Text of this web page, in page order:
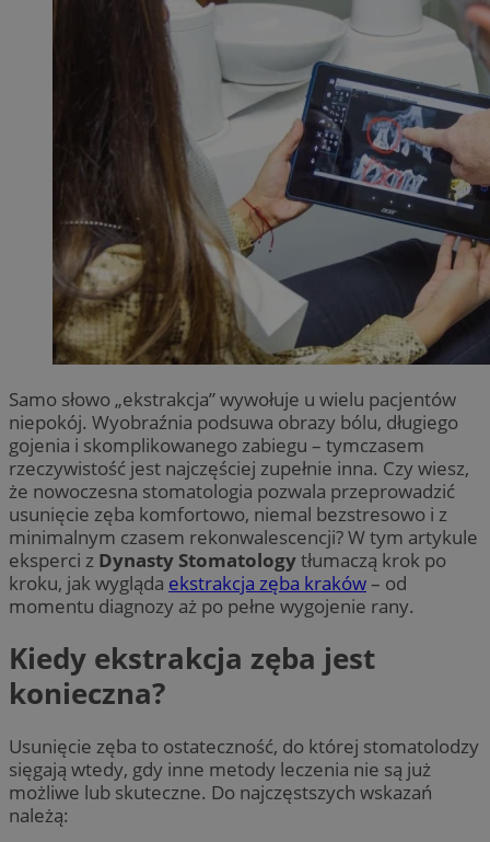
Samo słowo „ekstrakcja” wywołuje u wielu pacjentów
niepokój. Wyobraźnia podsuwa obrazy bólu, długiego
gojenia i skomplikowanego zabiegu – tymczasem
rzeczywistość jest najczęściej zupełnie inna. Czy wiesz,
że nowoczesna stomatologia pozwala przeprowadzić
usunięcie zęba komfortowo, niemal bezstresowo i z
minimalnym czasem rekonwalescencji? W tym artykule
eksperci z Dynasty Stomatologytłumaczą krok po
kroku, jak wygląda ekstrakcja zęba kraków– od
momentu diagnozy aż po pełne wygojenie rany.
Kiedy ekstrakcja zęba jest
konieczna?
Usunięcie zęba to ostateczność, do której stomatolodzy
sięgają wtedy, gdy inne metody leczenia nie są już
możliwe lub skuteczne. Do najczęstszych wskazań
należą: